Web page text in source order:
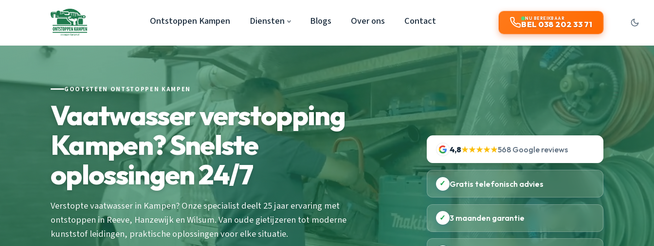
Ontstoppen Kampen Diensten Blogs Over ons Contact NU BEREIKBAAR
BEL 038 202 33 71
GOOTSTEEN ONTSTOPPEN KAMPEN
Vaatwasser verstopping
Kampen? Snelste
oplossingen 24/7
Verstopte vaatwasser in Kampen? Onze specialist deelt 25 jaar ervaring met
ontstoppen in Reeve, Hanzewijk en Wilsum. Van oude gietijzeren tot moderne
kunststof leidingen, praktische oplossingen voor elke situatie.
4,8★★★★★568 Google reviews
✓ Gratis telefonisch advies
✓ 3 maanden garantie